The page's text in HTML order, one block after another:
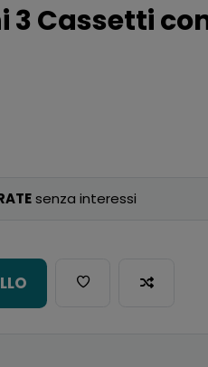
Cassetti
senza interessi